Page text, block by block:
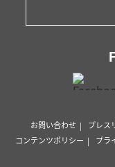
お問い合わせ プレス
コンテンツポリシー
プラ